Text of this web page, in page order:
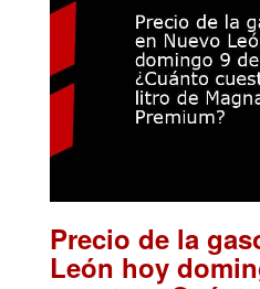
Precio de la
León hoy